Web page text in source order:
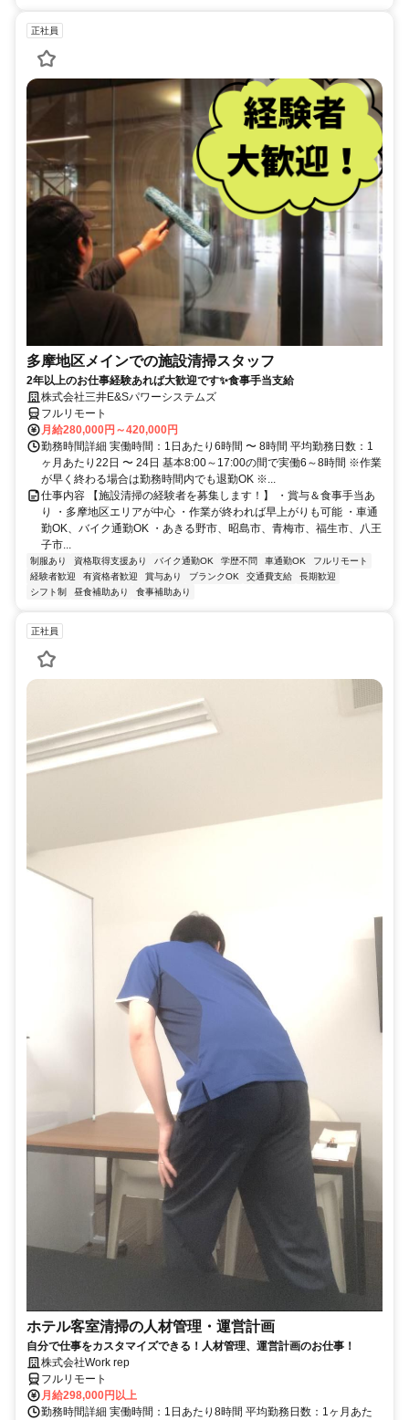
正社員
多摩地区メインでの施設清掃スタッフ
2年以上のお仕事経験あれば大歓迎です✨食事手当支給
株式会社三井E&Sパワーシステムズ
フルリモート
月給280,000円～420,000円
勤務時間詳細 実働時間：1日あたり6時間 〜 8時間 平均勤務日数：1
ヶ月あたり22日 〜 24日 基本8:00～17:00の間で実働6～8時間 ※作業
が早く終わる場合は勤務時間内でも退勤OK ※...
仕事内容 【施設清掃の経験者を募集します！】 ・賞与＆食事手当あ
り ・多摩地区エリアが中心 ・作業が終われば早上がりも可能 ・車通
勤OK、バイク通勤OK ・あきる野市、昭島市、青梅市、福生市、八王
子市...
制服あり 資格取得支援あり バイク通勤OK 学歴不問 車通勤OK
フルリモート
経験者歓迎
有資格者歓迎 賞与あり ブランクOK 交通費支給
長期歓迎
シフト制
昼食補助あり 食事補助あり
正社員
ホテル客室清掃の人材管理・運営計画
自分で仕事をカスタマイズできる！人材管理、運営計画のお仕事！
株式会社Work rep
フルリモート
月給298,000円以上
勤務時間詳細 実働時間：1日あたり8時間 平均勤務日数：1ヶ月あた